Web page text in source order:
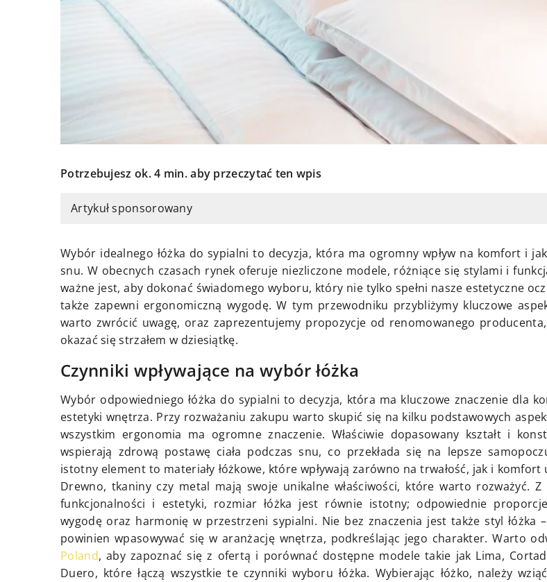
Potrzebujesz ok. 4 min. aby przeczytać ten wpis
Artykuł sponsorowany
Wybór idealnego łóżka do sypialni to decyzja, która ma ogromny wpływ na komfort i
snu. W obecnych czasach rynek oferuje niezliczone modele, różniące się stylami i
ważne jest, aby dokonać świadomego wyboru, który nie tylko spełni nasze estetyczne
także zapewni ergonomiczną wygodę. W tym przewodniku przybliżymy kluczowe
warto zwrócić uwagę, oraz zaprezentujemy propozycje od renomowanego
okazać się strzałem w dziesiątkę.
Czynniki wpływające na wybór łóżka
Wybór odpowiedniego łóżka do sypialni to decyzja, która ma kluczowe znaczenie dla
estetyki wnętrza. Przy rozważaniu zakupu warto skupić się na kilku podstawowych
wszystkim ergonomia ma ogromne znaczenie. Właściwie dopasowany kształt i
wspierają zdrową postawę ciała podczas snu, co przekłada się na lepsze
istotny element to materiały łóżkowe, które wpływają zarówno na trwałość, jak i komfort
Drewno, tkaniny czy metal mają swoje unikalne właściwości, które warto rozważyć. Z
funkcjonalności i estetyki, rozmiar łóżka jest równie istotny; odpowiednie
wygodę oraz harmonię w przestrzeni sypialni. Nie bez znaczenia jest także styl łóżka
powinien wpasowywać się w aranżację wnętrza, podkreślając jego charakter. Warto
Poland, aby zapoznać się z ofertą i porównać dostępne modele takie jak Lima,
Duero, które łączą wszystkie te czynniki wyboru łóżka. Wybierając łóżko, należy